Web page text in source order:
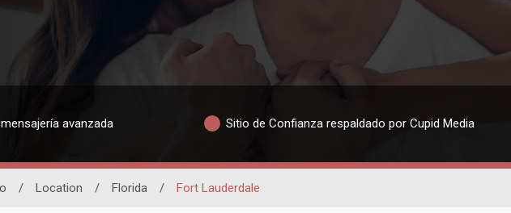
avanzada Sitio de Confianza respaldado por Cupid Media
/ Location / Florida / Fort Lauderdale